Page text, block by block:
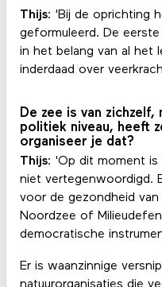
Thijs: 'Bij de oprichting
geformuleerd. De
in het belang van al het
inderdaad over
De zee is van
politiek niveau, heeft
organiseer je dat?
Thijs: 'Op dit moment is
niet vertegenwoordigd.
voor de gezondheid
Noordzee of
democratische
Er is waanzinnige
natuurorganisaties die